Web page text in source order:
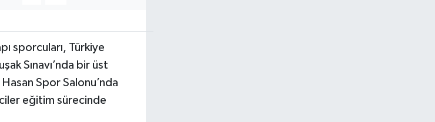
sporcuları, Türkiye
Sınavı’nda bir üst
Spor Salonu’nda
eğitim sürecinde